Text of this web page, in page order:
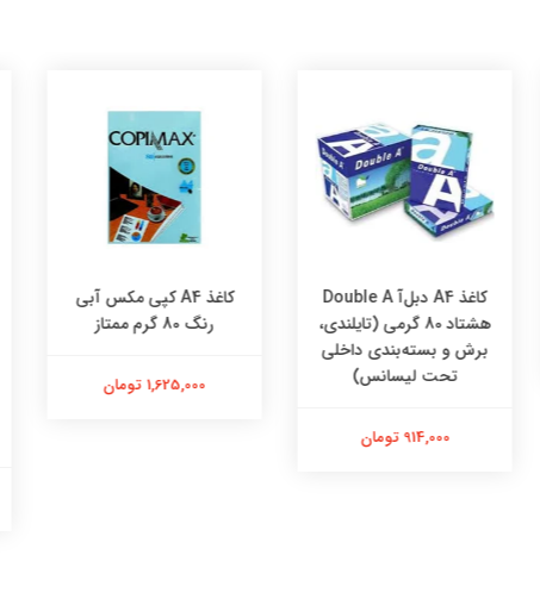
کاغذ A4 دبل‌آ Double A
هشتاد 80 گرمی (تایلندی،
برش و بسته‌بندی داخلی
تحت لیسانس)
914,000 تومان
کاغذ A4 کپی مکس آبی
رنگ 80 گرم ممتاز
1,625,000 تومان